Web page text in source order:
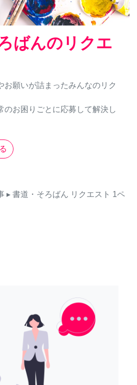
ばんのリクエ
お願いが詰まったみんなのリク
のお困りごとに応募して解決し
▸ 書道・そろばん リクエスト 1ペ